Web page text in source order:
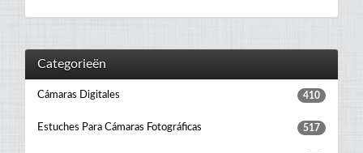
Categorieën
Cámaras Digitales 410
Estuches Para Cámaras Fotográficas 517